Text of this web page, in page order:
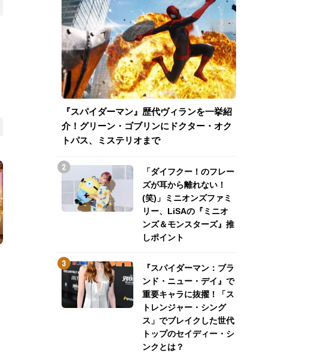
『スパイダーマン』歴代ヴィランを一挙紹
介！グリーン・ゴブリンにドクター・オク
トパス、ミステリオまで
「ダイフクー！のフレー
ズが耳から離れない！
(笑)」ミニオンズファミ
リー、LiSAの『ミニオ
ンズ＆モンスターズ』推
しポイント
『スパイダーマン：ブラ
ンド・ニュー・デイ』で
重要キャラに抜擢！「ス
トレンジャー・シング
ス」でブレイクした世代
トップのセイディー・シ
ンクとは？